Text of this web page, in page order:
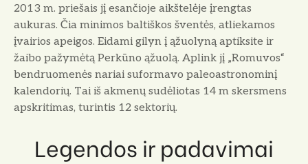
2013 m. priešais jį esančioje aikštelėje įrengtas
aukuras. Čia minimos baltiškos šventės, atliekamos
įvairios apeigos. Eidami gilyn į ąžuolyną aptiksite ir
žaibo pažymėtą Perkūno ąžuolą. Aplink jį „Romuvos“
bendruomenės nariai suformavo paleoastronominį
kalendorių. Tai iš akmenų sudėliotas 14 m skersmens
apskritimas, turintis 12 sektorių.
Legendos ir padavimai